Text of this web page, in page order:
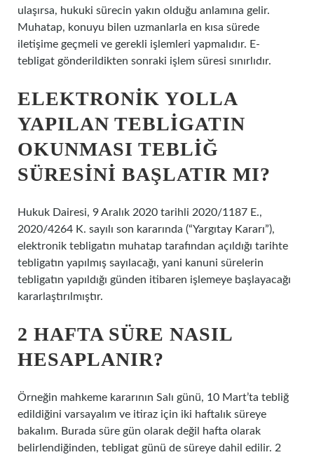
ulaşırsa, hukuki sürecin yakın olduğu anlamına gelir.
Muhatap, konuyu bilen uzmanlarla en kısa sürede
iletişime geçmeli ve gerekli işlemleri yapmalıdır. E-
tebligat gönderildikten sonraki işlem süresi sınırlıdır.
ELEKTRONIK YOLLA
YAPILAN TEBLIGATIN
OKUNMASI TEBLIĞ
SÜRESINI BAŞLATIR MI?
Hukuk Dairesi, 9 Aralık 2020 tarihli 2020/1187 E.,
2020/4264 K. sayılı son kararında (“Yargıtay Kararı”),
elektronik tebligatın muhatap tarafından açıldığı tarihte
tebligatın yapılmış sayılacağı, yani kanuni sürelerin
tebligatın yapıldığı günden itibaren işlemeye başlayacağı
kararlaştırılmıştır.
2 HAFTA SÜRE NASIL
HESAPLANIR?
Örneğin mahkeme kararının Salı günü, 10 Mart’ta tebliğ
edildiğini varsayalım ve itiraz için iki haftalık süreye
bakalım. Burada süre gün olarak değil hafta olarak
belirlendiğinden, tebligat günü de süreye dahil edilir. 2